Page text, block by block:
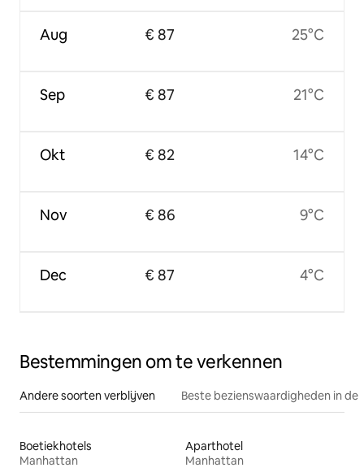
Aug
Sep
Okt
Nov
Dec
€ 87
€ 87
€ 82
€ 86
€ 87
25°C
21°C
14°C
9°C
4°C
Bestemmingen om te verkennen
Andere soorten verblijven Beste bezienswaardigheden in de
Boetiekhotels
Manhattan
Aparthotel
Manhattan